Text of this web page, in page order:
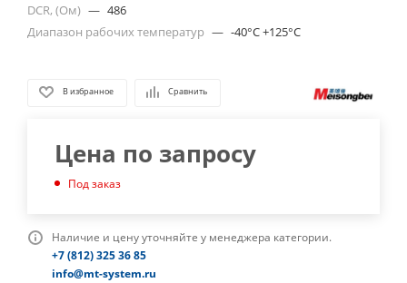
DCR, (Ом) — 486
Диапазон рабочих температур — -40°C +125°C
В избранное Сравнить
Цена по запросу
Под заказ
Наличие и цену уточняйте у менеджера категории.
+7 (812) 325 36 85
info@mt-system.ru